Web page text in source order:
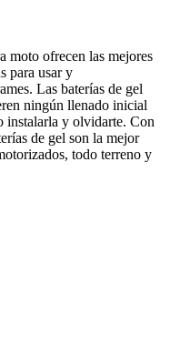
ofrecen las mejores
para usar y
Las baterías de gel
ningún llenado inicial
instalarla y olvidarte. Con
de gel son la mejor
todo terreno y